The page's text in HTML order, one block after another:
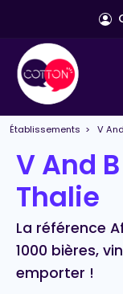
Établissements > V
V And
Thalie
La référence
1000 bières,
emporter !